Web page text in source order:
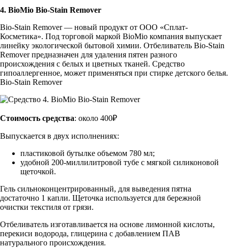
4. BioMio Bio-Stain Remover
Bio-Stain Remover — новый продукт от ООО «Сплат-
Косметика». Под торговой маркой BioMio компания выпускает
линейку экологической бытовой химии. Отбеливатель Bio-Stain
Remover предназначен для удаления пятен разного
происхождения с белых и цветных тканей. Средство
гипоаллергенное, может применяться при стирке детского белья.
Bio-Stain Remover
Стоимость средства: около 400₽
Выпускается в двух исполнениях:
пластиковой бутылке объемом 780 мл;
удобной 200-миллилитровой тубе с мягкой силиконовой
щеточкой.
Гель сильноконцентрированный, для выведения пятна
достаточно 1 капли. Щеточка используется для бережной
очистки текстиля от грязи.
Отбеливатель изготавливается на основе лимонной кислоты,
перекиси водорода, глицерина с добавлением ПАВ
натурального происхождения.